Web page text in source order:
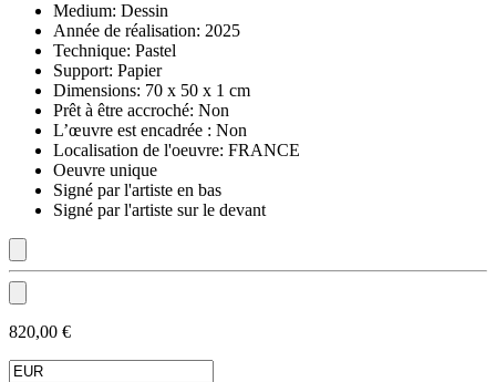
Medium: Dessin
Année de réalisation: 2025
Technique: Pastel
Support: Papier
Dimensions: 70 x 50 x 1 cm
Prêt à être accroché: Non
L’œuvre est encadrée : Non
Localisation de l'oeuvre: FRANCE
Oeuvre unique
Signé par l'artiste en bas
Signé par l'artiste sur le devant
820,00 €